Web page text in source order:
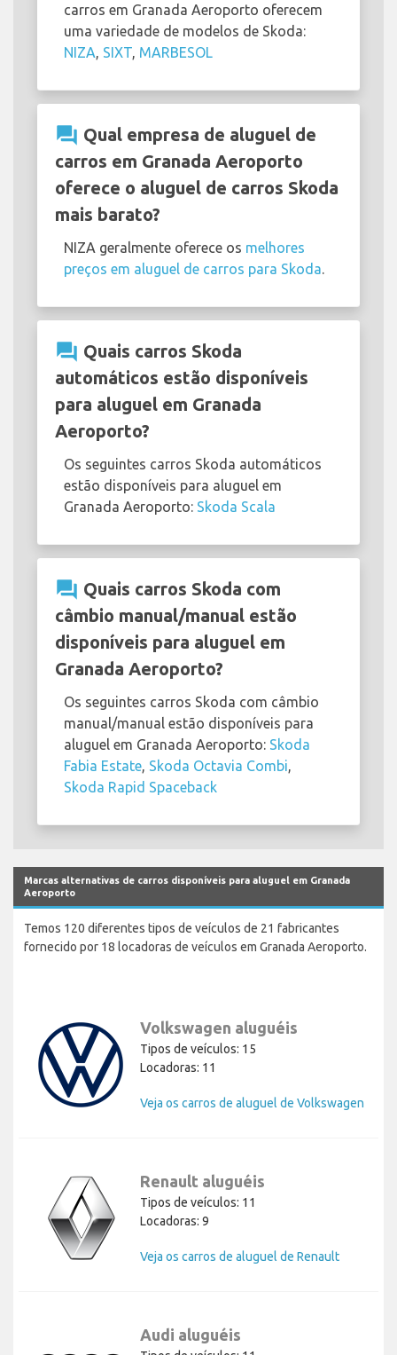
carros em Granada Aeroporto oferecem
uma variedade de modelos de Skoda:
NIZA SIXT MARBESOL
question_answer Qual empresa de aluguel de
carros em Granada Aeroporto
oferece o aluguel de carros Skoda
mais barato?
NIZA geralmente oferece os melhores
preços em aluguel de carros para Skoda
question_answer Quais carros Skoda
automáticos estão disponíveis
para aluguel em Granada
Aeroporto?
Os seguintes carros Skoda automáticos
estão disponíveis para aluguel em
Granada Aeroporto: Skoda Scala
question_answer Quais carros Skoda com
câmbio manual/manual estão
disponíveis para aluguel em
Granada Aeroporto?
Os seguintes carros Skoda com câmbio
manual/manual estão disponíveis para
aluguel em Granada Aeroporto: Skoda
Fabia Estate Skoda Octavia Combi
Skoda Rapid Spaceback
Marcas alternativas de carros disponíveis para aluguel em Granada
Aeroporto
Temos 120 diferentes tipos de veículos de 21 fabricantes
fornecido por 18 locadoras de veículos em Granada Aeroporto.
Volkswagen aluguéis
Tipos de veículos: 15
Locadoras: 11
Veja os carros de aluguel de Volkswagen
Renault aluguéis
Tipos de veículos: 11
Locadoras: 9
Veja os carros de aluguel de Renault
Audi aluguéis